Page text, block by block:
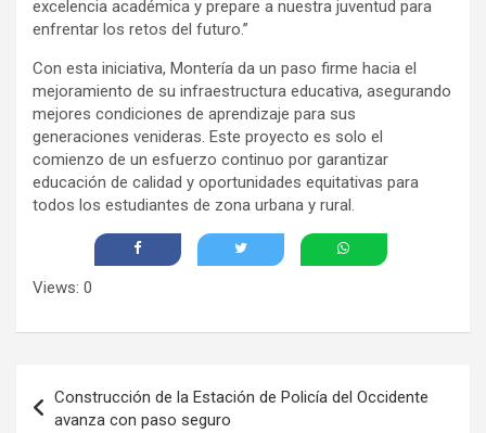
excelencia académica y prepare a nuestra juventud para
enfrentar los retos del futuro.”
Con esta iniciativa, Montería da un paso firme hacia el
mejoramiento de su infraestructura educativa, asegurando
mejores condiciones de aprendizaje para sus
generaciones venideras. Este proyecto es solo el
comienzo de un esfuerzo continuo por garantizar
educación de calidad y oportunidades equitativas para
todos los estudiantes de zona urbana y rural.
Views: 0
de
Construcción de la Estación de Policía del Occidente
avanza con paso seguro